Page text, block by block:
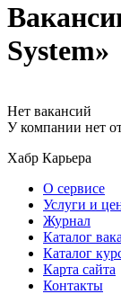
System»
Нет вакансий
У компании нет
Хабр Карьера
О сервисе
Услуги и
Журнал
Каталог
Каталог
Карта сайта
Контакты